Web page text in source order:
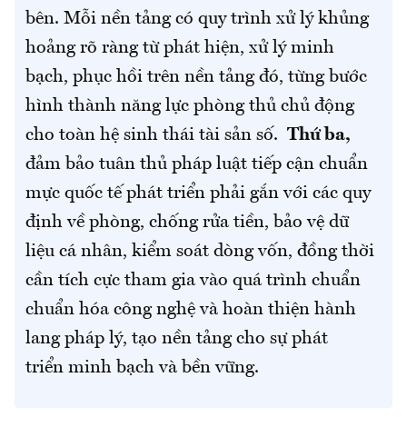
bên. Mỗi nền tảng có quy trình xử lý khủng
hoảng rõ ràng từ phát hiện, xử lý minh
bạch, phục hồi trên nền tảng đó, từng bước
hình thành năng lực phòng thủ chủ động
cho toàn hệ sinh thái tài sản số. Thứ ba,
đảm bảo tuân thủ pháp luật tiếp cận chuẩn
mực quốc tế phát triển phải gắn với các quy
định về phòng, chống rửa tiền, bảo vệ dữ
liệu cá nhân, kiểm soát dòng vốn, đồng thời
cần tích cực tham gia vào quá trình chuẩn
chuẩn hóa công nghệ và hoàn thiện hành
lang pháp lý, tạo nền tảng cho sự phát
triển minh bạch và bền vững.